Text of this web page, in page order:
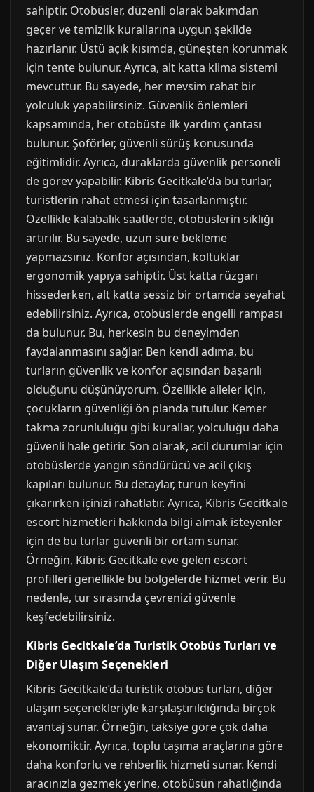
sahiptir. Otobüsler, düzenli olarak bakımdan
geçer ve temizlik kurallarına uygun şekilde
hazırlanır. Üstü açık kısımda, güneşten korunmak
için tente bulunur. Ayrıca, alt katta klima sistemi
mevcuttur. Bu sayede, her mevsim rahat bir
yolculuk yapabilirsiniz. Güvenlik önlemleri
kapsamında, her otobüste ilk yardım çantası
bulunur. Şoförler, güvenli sürüş konusunda
eğitimlidir. Ayrıca, duraklarda güvenlik personeli
de görev yapabilir. Kibris Gecitkale’da bu turlar,
turistlerin rahat etmesi için tasarlanmıştır.
Özellikle kalabalık saatlerde, otobüslerin sıklığı
artırılır. Bu sayede, uzun süre bekleme
yapmazsınız. Konfor açısından, koltuklar
ergonomik yapıya sahiptir. Üst katta rüzgarı
hissederken, alt katta sessiz bir ortamda seyahat
edebilirsiniz. Ayrıca, otobüslerde engelli rampası
da bulunur. Bu, herkesin bu deneyimden
faydalanmasını sağlar. Ben kendi adıma, bu
turların güvenlik ve konfor açısından başarılı
olduğunu düşünüyorum. Özellikle aileler için,
çocukların güvenliği ön planda tutulur. Kemer
takma zorunluluğu gibi kurallar, yolculuğu daha
güvenli hale getirir. Son olarak, acil durumlar için
otobüslerde yangın söndürücü ve acil çıkış
kapıları bulunur. Bu detaylar, turun keyfini
çıkarırken içinizi rahatlatır. Ayrıca, Kibris Gecitkale
escort hizmetleri hakkında bilgi almak isteyenler
için de bu turlar güvenli bir ortam sunar.
Örneğin, Kibris Gecitkale eve gelen escort
profilleri genellikle bu bölgelerde hizmet verir. Bu
nedenle, tur sırasında çevrenizi güvenle
keşfedebilirsiniz.
Kibris Gecitkale’da Turistik Otobüs Turları ve
Diğer Ulaşım Seçenekleri
Kibris Gecitkale’da turistik otobüs turları, diğer
ulaşım seçenekleriyle karşılaştırıldığında birçok
avantaj sunar. Örneğin, taksiye göre çok daha
ekonomiktir. Ayrıca, toplu taşıma araçlarına göre
daha konforlu ve rehberlik hizmeti sunar. Kendi
aracınızla gezmek yerine, otobüsün rahatlığında